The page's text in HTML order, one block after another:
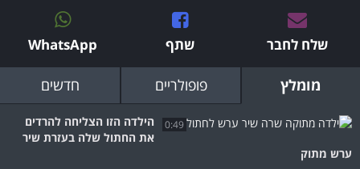
שלח לחבר שתף WhatsApp
מומלץ פופולריים חדשים
0:49
הילדה הזו הצליחה להרדים
את החתול שלה בעזרת שיר
ערש מתוק